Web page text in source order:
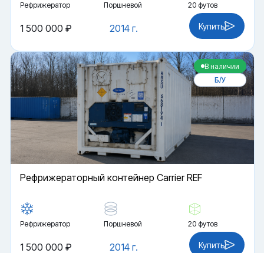
Рефрижератор Поршневой 20 футов
2014 г.
1 500 000 ₽ Купить
В наличии
Б/У
Рефрижераторный контейнер Carrier REF
Рефрижератор Поршневой 20 футов
2014 г.
1 500 000 ₽ Купить